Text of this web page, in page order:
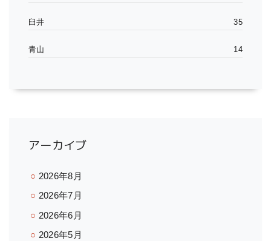
臼井 35
青山 14
アーカイブ
2026年8月
2026年7月
2026年6月
2026年5月